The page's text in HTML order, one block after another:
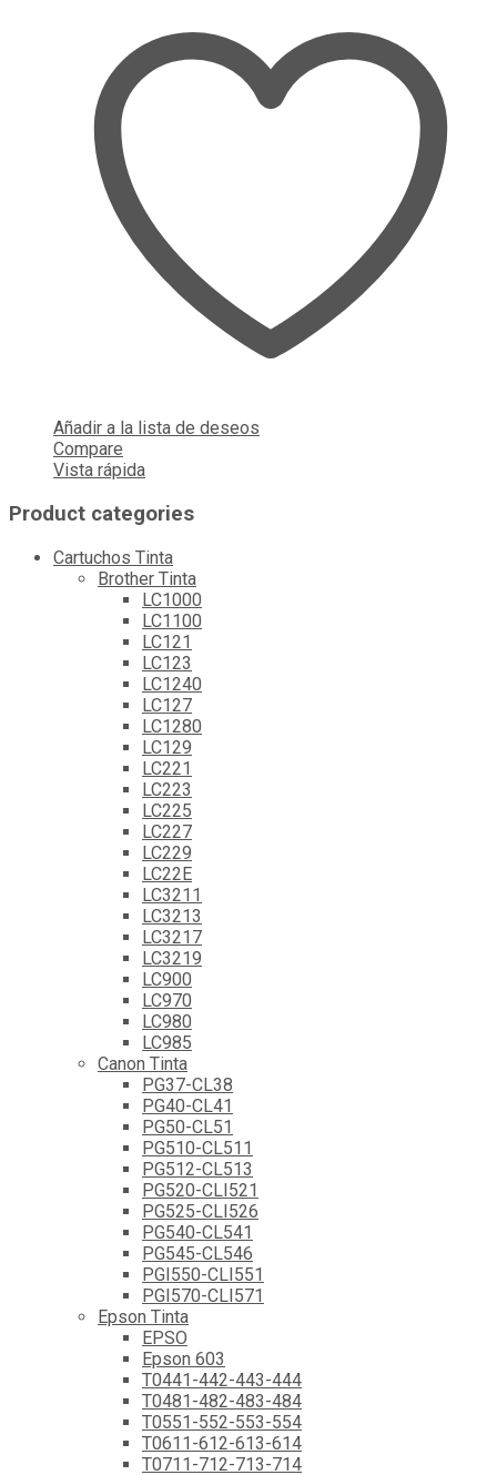
Añadir a la lista de deseos
Compare
Vista rápida
Product categories
Cartuchos Tinta
Brother Tinta
LC1000
LC1100
LC121
LC123
LC1240
LC127
LC1280
LC129
LC221
LC223
LC225
LC227
LC229
LC22E
LC3211
LC3213
LC3217
LC3219
LC900
LC970
LC980
LC985
Canon Tinta
PG37-CL38
PG40-CL41
PG50-CL51
PG510-CL511
PG512-CL513
PG520-CLI521
PG525-CLI526
PG540-CL541
PG545-CL546
PGI550-CLI551
PGI570-CLI571
Epson Tinta
EPSO
Epson 603
T0441-442-443-444
T0481-482-483-484
T0551-552-553-554
T0611-612-613-614
T0711-712-713-714